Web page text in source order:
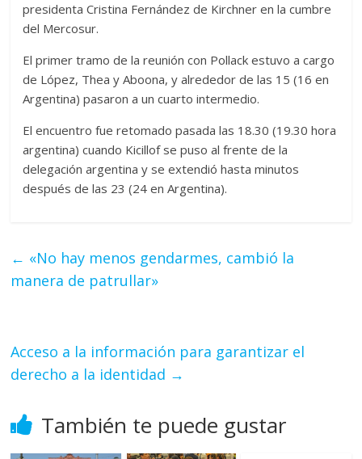
presidenta Cristina Fernández de Kirchner en la cumbre
del Mercosur.
El primer tramo de la reunión con Pollack estuvo a cargo
de López, Thea y Aboona, y alrededor de las 15 (16 en
Argentina) pasaron a un cuarto intermedio.
El encuentro fue retomado pasada las 18.30 (19.30 hora
argentina) cuando Kicillof se puso al frente de la
delegación argentina y se extendió hasta minutos
después de las 23 (24 en Argentina).
← «No hay menos gendarmes, cambió la
manera de patrullar»
Acceso a la información para garantizar el
derecho a la identidad →
También te puede gustar